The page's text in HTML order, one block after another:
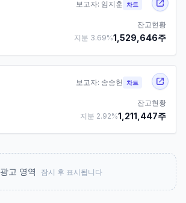
보고자: 임지훈 차트
잔고현황
지분 3.69%1,529,646주
보고자: 송승헌 차트
잔고현황
지분 2.92%1,211,447주
광고 영역 잠시 후 표시됩니다